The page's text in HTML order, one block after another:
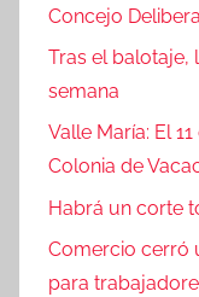
Concejo
Tras el balotaje,
semana
Valle María: El
Colonia de
Habrá un corte
Comercio cerró
para